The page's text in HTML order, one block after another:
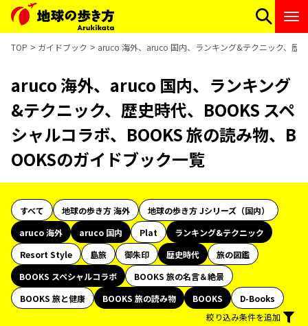
TOP ガイドブック aruco 海外、aruco 国内、ランキング&テクニック、歴
aruco 海外、aruco 国内、ランキング
&テクニック、歴史時代、BOOKS スペ
シャルコラボ、BOOKS 旅の読み物、B
OOKSのガイドブック一覧
すべて 地球の歩き方 海外
地球の歩き方 Jシリーズ（国内）
aruco 海外
aruco 国内 Plat
ランキング&テクニック
Resort Style
島旅 御朱印 歴史時代
旅の図鑑
BOOKS スペシャルコラボ
BOOKS 旅の名言＆絶景
BOOKS 旅と健康
BOOKS 旅の読み物 BOOKS
D-Books
絞り込み条件を追加